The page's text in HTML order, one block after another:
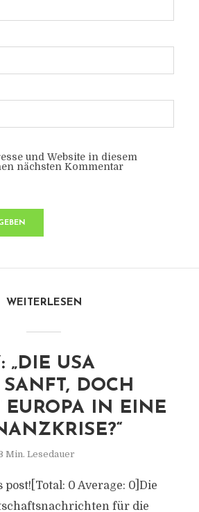
und Website in diesem
nächsten Kommentar
WEITERLESEN
„DIE USA
DOCH
EUROPA IN EINE
Min. Lesedauer
0 Average: 0]Die
für die